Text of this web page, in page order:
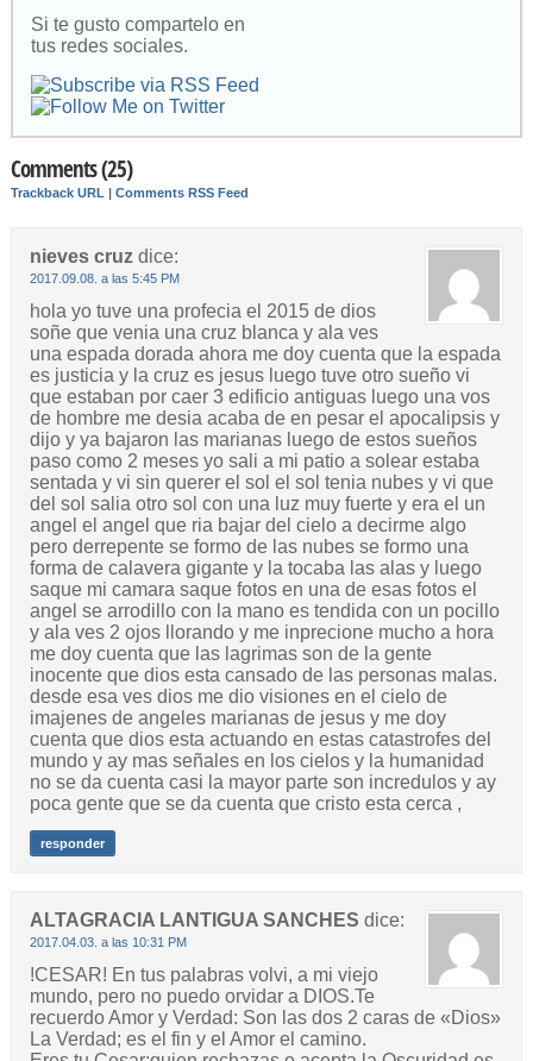
Si te gusto compartelo en
tus redes sociales.
Comments (25)
Trackback URL | Comments RSS Feed
nieves cruz dice:
2017.09.08. a las 5:45 PM
hola yo tuve una profecia el 2015 de dios
soñe que venia una cruz blanca y ala ves
una espada dorada ahora me doy cuenta que la espada
es justicia y la cruz es jesus luego tuve otro sueño vi
que estaban por caer 3 edificio antiguas luego una vos
de hombre me desia acaba de en pesar el apocalipsis y
dijo y ya bajaron las marianas luego de estos sueños
paso como 2 meses yo sali a mi patio a solear estaba
sentada y vi sin querer el sol el sol tenia nubes y vi que
del sol salia otro sol con una luz muy fuerte y era el un
angel el angel que ria bajar del cielo a decirme algo
pero derrepente se formo de las nubes se formo una
forma de calavera gigante y la tocaba las alas y luego
saque mi camara saque fotos en una de esas fotos el
angel se arrodillo con la mano es tendida con un pocillo
y ala ves 2 ojos llorando y me inprecione mucho a hora
me doy cuenta que las lagrimas son de la gente
inocente que dios esta cansado de las personas malas.
desde esa ves dios me dio visiones en el cielo de
imajenes de angeles marianas de jesus y me doy
cuenta que dios esta actuando en estas catastrofes del
mundo y ay mas señales en los cielos y la humanidad
no se da cuenta casi la mayor parte son incredulos y ay
poca gente que se da cuenta que cristo esta cerca ,
responder
ALTAGRACIA LANTIGUA SANCHES dice:
2017.04.03. a las 10:31 PM
!CESAR! En tus palabras volvi, a mi viejo
mundo, pero no puedo orvidar a DIOS.Te
recuerdo Amor y Verdad: Son las dos 2 caras de «Dios»
La Verdad; es el fin y el Amor el camino.